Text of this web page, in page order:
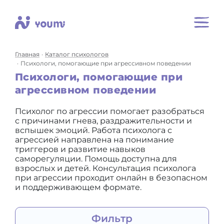
Главная
Каталог психологов
Психологи, помогающие при агрессивном поведении
Психологи, помогающие при
агрессивном поведении
Психолог по агрессии помогает разобраться
с причинами гнева, раздражительности и
вспышек эмоций. Работа психолога с
агрессией направлена на понимание
триггеров и развитие навыков
саморегуляции. Помощь доступна для
взрослых и детей. Консультация психолога
при агрессии проходит онлайн в безопасном
и поддерживающем формате.
Фильтр